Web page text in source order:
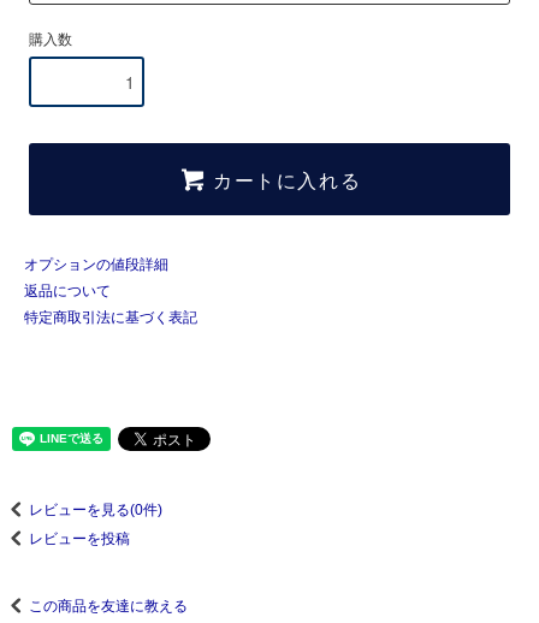
購入数
カートに入れる
オプションの値段詳細
返品について
特定商取引法に基づく表記
レビューを見る(0件)
レビューを投稿
この商品を友達に教える